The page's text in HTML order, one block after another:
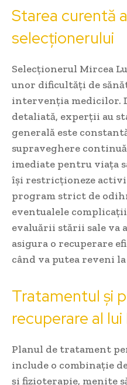
Starea curentă
selecționerului
Selecționerul Mircea
unor dificultăți de
intervenția medicilor.
detaliată, experții au
generală este
supraveghere
imediate pentru viața
își restricționeze
program strict de
eventualele
evaluării stării sale va
asigura o recuperare
când va putea reveni
Tratamentul și
recuperare al
Planul de tratament
include o combinație
și fizioterapie, menite